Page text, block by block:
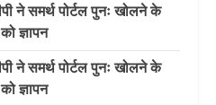
ने समर्थ पोर्टल पुनः खोलने के
ज्ञापन
ने समर्थ पोर्टल पुनः खोलने के
ज्ञापन